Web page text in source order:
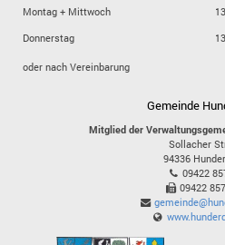
Montag + Mittwoch
Donnerstag
oder nach Vereinbarung
Gemeinde
Mitglied der
Sollacher
94336
09422
09422